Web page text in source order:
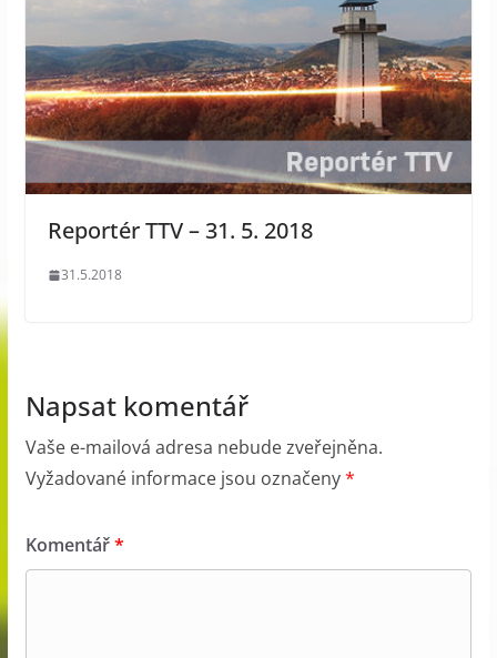
Reportér TTV – 31. 5. 2018
31.5.2018
Napsat komentář
Vaše e-mailová adresa nebude zveřejněna.
Vyžadované informace jsou označeny*
Komentář*